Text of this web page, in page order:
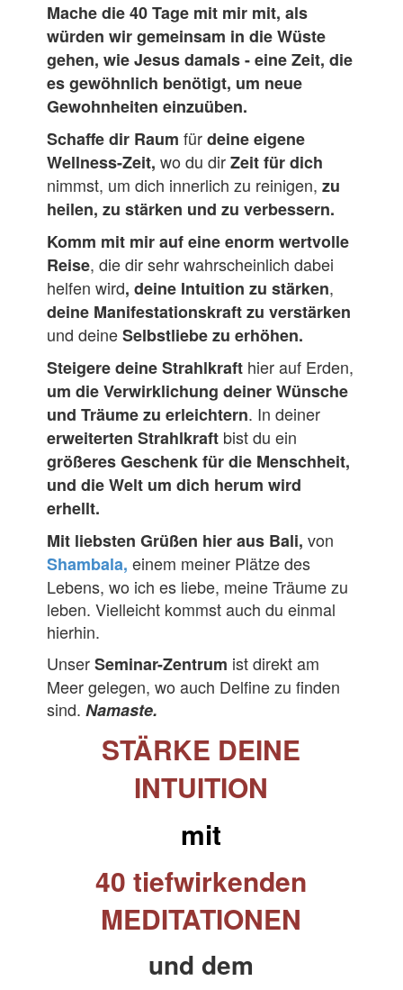
Mache die 40 Tage mit mir mit, als
würden wir gemeinsam in die Wüste
gehen, wie Jesus damals - eine Zeit, die
es gewöhnlich benötigt, um neue
Gewohnheiten einzuüben.
Schaffe dir Raum fürdeine eigene
Wellness-Zeit,wo du dirZeit für dich
nimmst, um dich innerlich zu reinigen, zu
heilen, zu stärken und zu verbessern.
Komm mit mir aufeine enorm wertvolle
Reise, die dir sehr wahrscheinlich dabei
helfen wird, deine Intuition zu stärken,
deine Manifestationskraft zu verstärken
und deineSelbstliebe zu erhöhen.
Steigere deine Strahlkraft hier auf Erden,
um die Verwirklichung deiner Wünsche
und Träume zu erleichtern. In deiner
erweiterten Strahlkraft bist du ein
größeres Geschenk für die Menschheit,
und die Welt um dich herum wird
erhellt.
Mit liebsten Grüßen hier aus Bali, von
Shambala, einem meiner Plätze des
Lebens, wo ich es liebe, meine Träume zu
leben. Vielleicht kommst auch du einmal
hierhin.
UnserSeminar-Zentrum ist direkt am
Meer gelegen, wo auch Delfine zu finden
sind.Namaste.
STÄRKE DEINE
INTUITION
mit
40 tiefwirkenden
MEDITATIONEN
und dem